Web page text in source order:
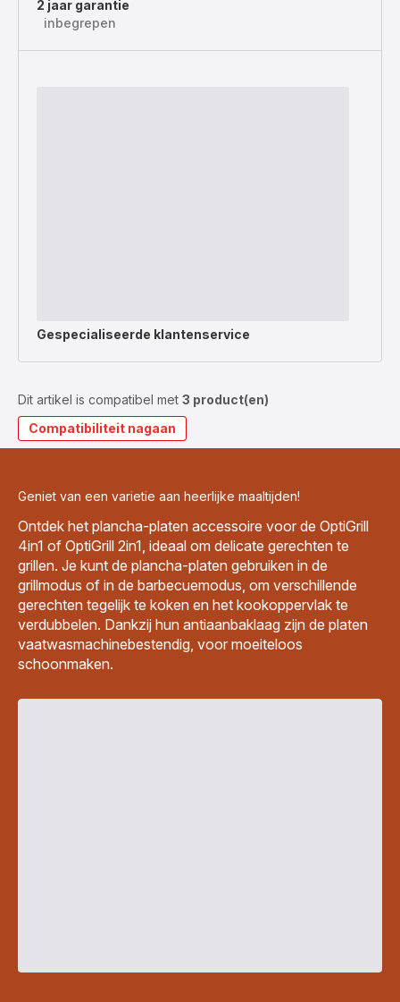
2 jaar garantie
inbegrepen
Gespecialiseerde klantenservice
Dit artikel is compatibel met 3 product(en)
Compatibiliteit nagaan
Geniet van een varietie aan heerlijke maaltijden!
Ontdek het plancha-platen accessoire voor de OptiGrill
4in1 of OptiGrill 2in1, ideaal om delicate gerechten te
grillen. Je kunt de plancha-platen gebruiken in de
grillmodus of in de barbecuemodus, om verschillende
gerechten tegelijk te koken en het kookoppervlak te
verdubbelen. Dankzij hun antiaanbaklaag zijn de platen
vaatwasmachinebestendig, voor moeiteloos
schoonmaken.